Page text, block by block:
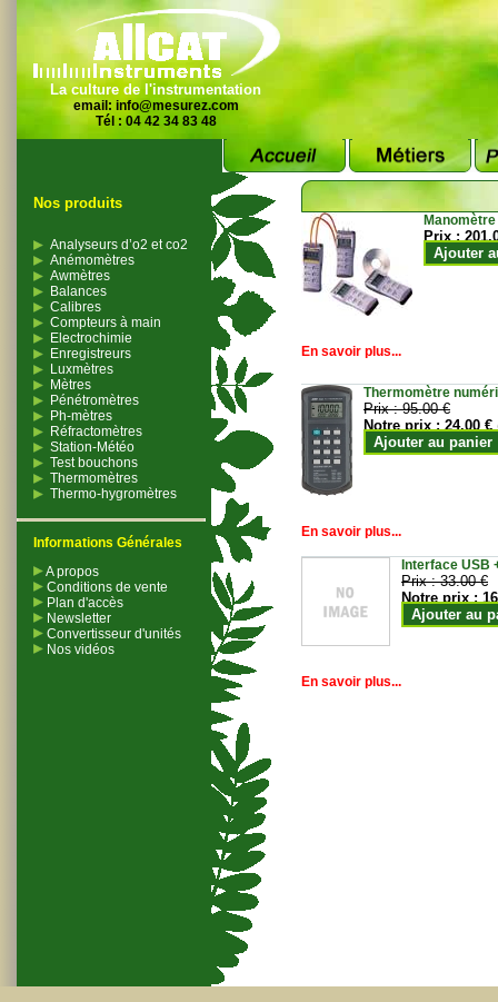
La culture de l'instrumentation
email: info@mesurez.com
Tél : 04 42 34 83 48
Nos produits
Analyseurs d’o2 et co2
Anémomètres
Awmètres
Balances
Calibres
Compteurs à main
Electrochimie
Enregistreurs
Luxmètres
Mètres
Pénétromètres
Ph-mètres
Réfractomètres
Station-Météo
Test bouchons
Thermomètres
Thermo-hygromètres
Informations Générales
A propos
Conditions de vente
Plan d'accès
Newsletter
Convertisseur d'unités
Nos vidéos
Prix :
Ajouter
En savoir plus...
Thermomètre
Prix :95.00 €
Notre prix :24.00 €
Ajouter au panier
En savoir plus...
Interface USB
Prix :33.00 €
Notre prix :
Ajouter au
En savoir plus...